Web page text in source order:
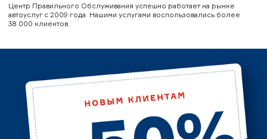
Центр Правильного Обслуживания успешно работает на рынке
автоуслуг с 2009 года. Нашими услугами воспользовались более
38 000 клиентов.